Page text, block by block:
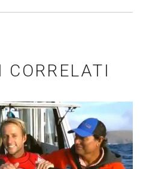
CORRELATI